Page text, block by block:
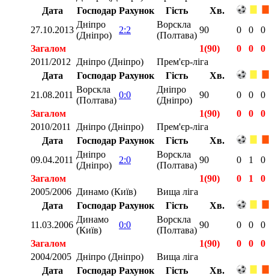
Дата
Господар Рахунок Гість
Хв.
27.10.2013
Дніпро
(Дніпро)
2:2
Ворскла
(Полтава)
90 0 0
0
Загалом
1(90) 0 0
0
2011/2012
Дніпро (Дніпро)
Прем'єр-ліга
Дата
Господар Рахунок Гість
Хв.
21.08.2011
Ворскла
(Полтава)
0:0
Дніпро
(Дніпро)
90 0 0
0
Загалом
1(90) 0 0
0
2010/2011
Дніпро (Дніпро)
Прем'єр-ліга
Дата
Господар Рахунок Гість
Хв.
09.04.2011
Дніпро
(Дніпро)
2:0
Ворскла
(Полтава)
90 0 1
0
Загалом
1(90) 0 1
0
2005/2006 Динамо (Київ)
Вища ліга
Дата
Господар Рахунок Гість
Хв.
11.03.2006
Динамо
(Київ)
0:0
Ворскла
(Полтава)
90 0 0
0
Загалом
1(90) 0 0
0
2004/2005 Дніпро (Дніпро)
Вища ліга
Дата
Господар Рахунок Гість
Хв.